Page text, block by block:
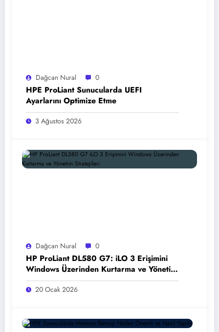
Dağcan Nural 0
HPE ProLiant Sunucularda UEFI
Ayarlarını Optimize Etme
3 Ağustos 2026
Dağcan Nural 0
HP ProLiant DL580 G7: iLO 3 Erişimini
Windows Üzerinden Kurtarma ve Yönetim
Stratejileri
20 Ocak 2026